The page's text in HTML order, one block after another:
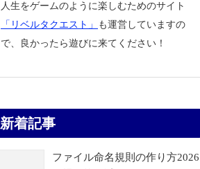
人生をゲームのように楽しむためのサイト
「リベルタクエスト」
も運営していますの
で、良かったら遊びに来てください！
新着記事
ファイル命名規則の作り方2026